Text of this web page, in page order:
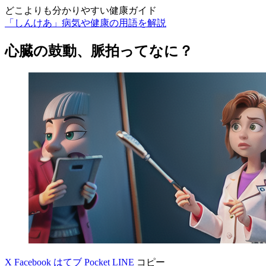
どこよりも分かりやすい健康ガイド
「しんけあ」病気や健康の用語を解説
心臓の鼓動、脈拍ってなに？
X Facebook はてブ Pocket LINE コピー